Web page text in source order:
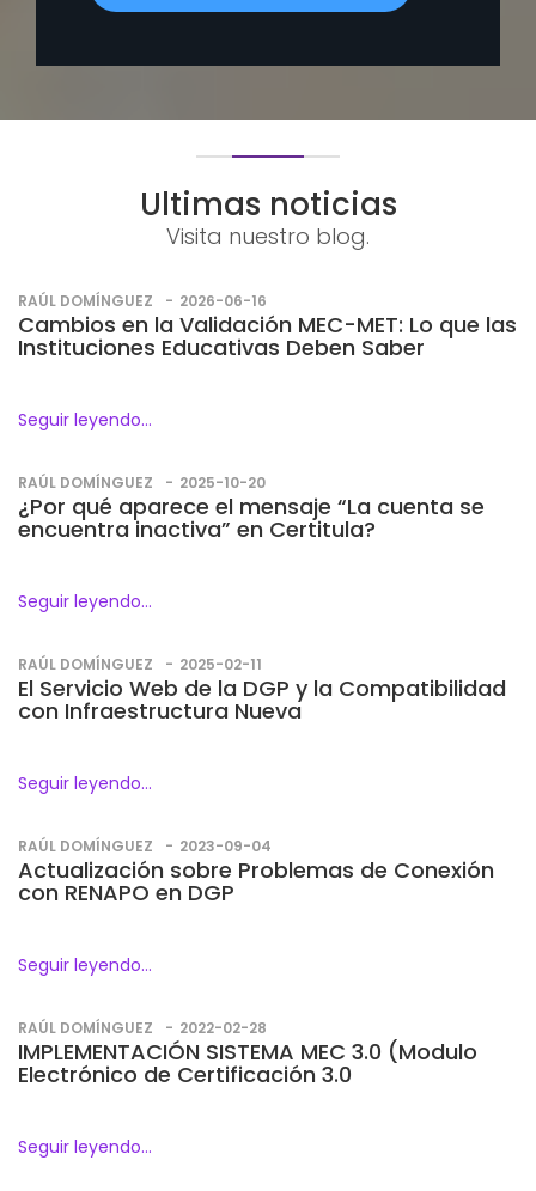
Ultimas noticias
Visita nuestro blog.
RAÚL DOMÍNGUEZ 2026-06-16
Cambios en la Validación MEC-MET: Lo que las
Instituciones Educativas Deben Saber
Seguir leyendo...
RAÚL DOMÍNGUEZ 2025-10-20
¿Por qué aparece el mensaje “La cuenta se
encuentra inactiva” en Certitula?
Seguir leyendo...
RAÚL DOMÍNGUEZ 2025-02-11
El Servicio Web de la DGP y la Compatibilidad
con Infraestructura Nueva
Seguir leyendo...
RAÚL DOMÍNGUEZ 2023-09-04
Actualización sobre Problemas de Conexión
con RENAPO en DGP
Seguir leyendo...
RAÚL DOMÍNGUEZ 2022-02-28
IMPLEMENTACIÓN SISTEMA MEC 3.0 (Modulo
Electrónico de Certificación 3.0
Seguir leyendo...